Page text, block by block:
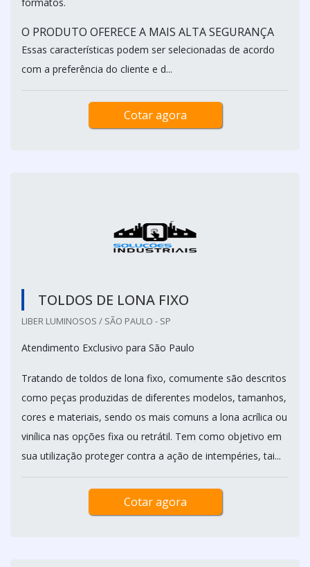
O PRODUTO OFERECE A MAIS ALTA SEGURANÇA
Essas características podem ser selecionadas de acordo
com a preferência do cliente e d...
Cotar agora
TOLDOS DE LONA FIXO
LIBER LUMINOSOS / SÃO PAULO - SP
Atendimento Exclusivo para São Paulo
Tratando de toldos de lona fixo, comumente são descritos
como peças produzidas de diferentes modelos, tamanhos,
cores e materiais, sendo os mais comuns a lona acrílica ou
vinílica nas opções fixa ou retrátil. Tem como objetivo em
sua utilização proteger contra a ação de intempéries, tai...
Cotar agora